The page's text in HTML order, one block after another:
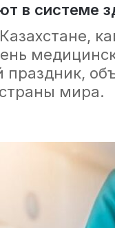
в системе
праздник,
мира.